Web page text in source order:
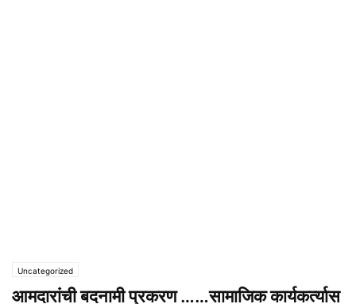
Uncategorized
आमदारांची बदनामी प्रकरण ……सामाजिक कार्यकर्त्यास